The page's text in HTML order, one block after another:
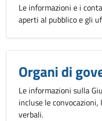
Le informazioni e i
aperti al pubblico e gli
Organi di
Le informazioni sulla
incluse le
verbali.